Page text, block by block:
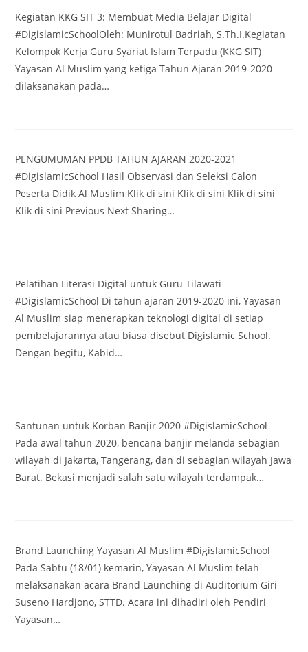
Kegiatan KKG SIT 3: Membuat Media Belajar Digital
#DigislamicSchoolOleh: Munirotul Badriah, S.Th.I.Kegiatan
Kelompok Kerja Guru Syariat Islam Terpadu (KKG SIT)
Yayasan Al Muslim yang ketiga Tahun Ajaran 2019-2020
dilaksanakan pada…
PENGUMUMAN PPDB TAHUN AJARAN 2020-2021
#DigislamicSchool Hasil Observasi dan Seleksi Calon
Peserta Didik Al Muslim Klik di sini Klik di sini Klik di sini
Klik di sini Previous Next Sharing…
Pelatihan Literasi Digital untuk Guru Tilawati
#DigislamicSchool Di tahun ajaran 2019-2020 ini, Yayasan
Al Muslim siap menerapkan teknologi digital di setiap
pembelajarannya atau biasa disebut Digislamic School.
Dengan begitu, Kabid…
Santunan untuk Korban Banjir 2020 #DigislamicSchool
Pada awal tahun 2020, bencana banjir melanda sebagian
wilayah di Jakarta, Tangerang, dan di sebagian wilayah Jawa
Barat. Bekasi menjadi salah satu wilayah terdampak…
Brand Launching Yayasan Al Muslim #DigislamicSchool
Pada Sabtu (18/01) kemarin, Yayasan Al Muslim telah
melaksanakan acara Brand Launching di Auditorium Giri
Suseno Hardjono, STTD. Acara ini dihadiri oleh Pendiri
Yayasan…